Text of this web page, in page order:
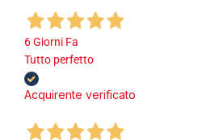
6 Giorni Fa
Tutto perfetto
Acquirente verificato